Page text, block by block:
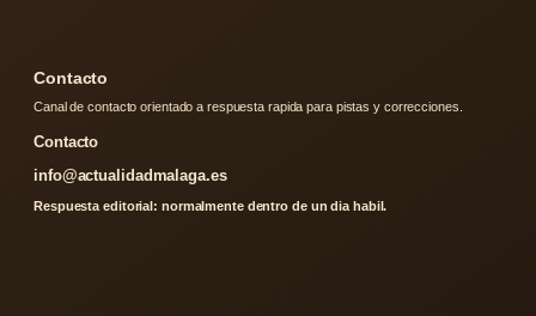
Contacto
Canal de contacto orientado a respuesta rapida para pistas y correcciones.
Contacto
info@actualidadmalaga.es
Respuesta editorial: normalmente dentro de un dia habil.